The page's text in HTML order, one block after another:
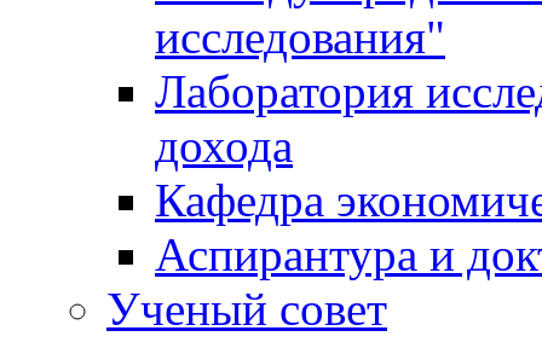
исследования"
Лаборатория
дохода
Кафедра
Аспирантура и
Ученый совет